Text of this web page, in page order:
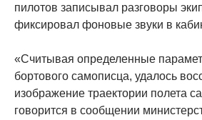
пилотов записывал разговоры
фиксировал фоновые звуки в
«Считывая определенные
бортового самописца, удалось
изображение траектории полета
говорится в сообщении